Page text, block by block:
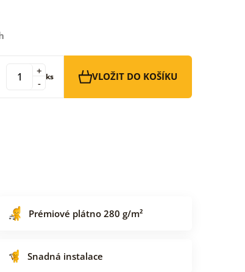
-
+ ks VLOŽIT DO KOŠÍKU
Prémiové plátno 280 g/m²
Snadná instalace